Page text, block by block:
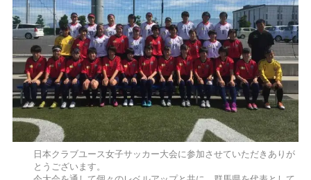
日本クラブユース女子サッカー大会に参加させていただきありが
とうございます。